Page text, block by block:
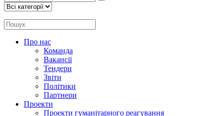
Про нас
Команда
Вакансії
Тендери
Звіти
Політики
Партнери
Проекти
Проекти гуманітарного реагування